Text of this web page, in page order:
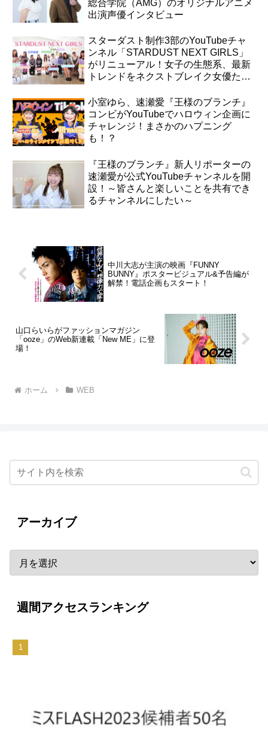
総合学院（AMG）のオリジナルアニメ
出演声優インタビュー
スターダスト制作3部のYouTubeチャ
ンネル「STARDUST NEXT GIRLS」
がリニューアル！女子の生態系、最新
トレンドをネクストブレイク女優たち
小室ゆら、速瀬愛『王様のブランチ』
コンビがYouTubeでハロウィン企画に
チャレンジ！まさかのハプニング
も！？
『王様のブランチ』新人リポーターの
速瀬愛が公式YouTubeチャンネルを開
設！～皆さんと楽しいことを共有でき
るチャンネルにしたい～
中川大志が主演の映画『FUNNY
BUNNY』ポスタービジュアル&予告編が
解禁！電話企画もスタート！
山口らいらがファッションマガジン
「ooze」のWeb新連載「New ME」に登
場！
ホーム WEB
アーカイブ
週間アクセスランキング